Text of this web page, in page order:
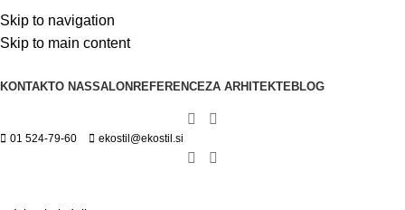
Skip to navigation
Skip to main content
KONTAKTO NASSALON REFERENCEZA ARHITEKTEBLOG
01 524-79-60 ekostil@ekostil.si